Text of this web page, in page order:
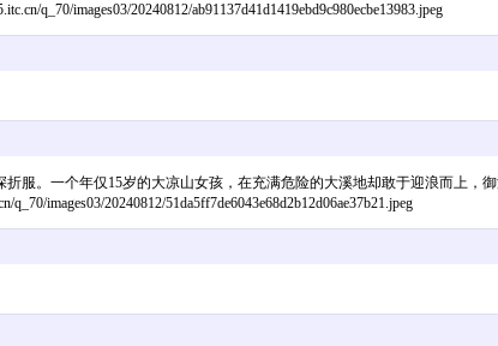
q_70/images03/20240812/ab91137d41d1419ebd9c980ecbe13983.jpeg
服。一个年仅15岁的大凉山女孩，在充满危险的大溪地却敢于迎浪而上，
images03/20240812/51da5ff7de6043e68d2b12d06ae37b21.jpeg